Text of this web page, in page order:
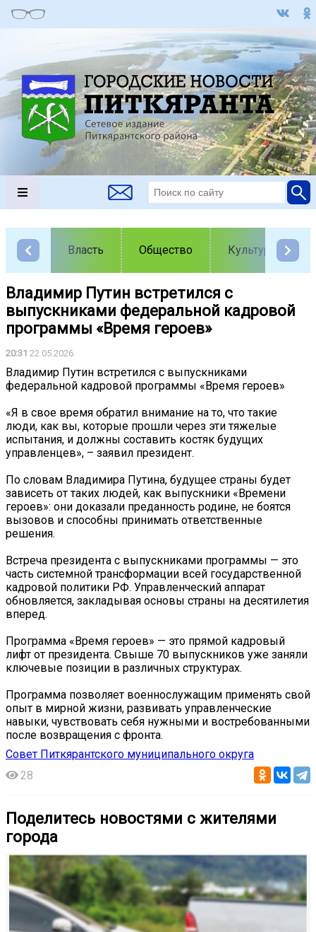
Власть Общество Культура
Владимир Путин встретился с
выпускниками федеральной кадровой
программы «Время героев»
20:31 22.05.2026
Владимир Путин встретился с выпускниками
федеральной кадровой программы «Время героев»
«Я в свое время обратил внимание на то, что такие
люди, как вы, которые прошли через эти тяжелые
испытания, и должны составить костяк будущих
управленцев», – заявил президент.
По словам Владимира Путина, будущее страны будет
зависеть от таких людей, как выпускники «Времени
героев»: они доказали преданность родине, не боятся
вызовов и способны принимать ответственные
решения.
Встреча президента с выпускниками программы — это
часть системной трансформации всей государственной
кадровой политики РФ. Управленческий аппарат
обновляется, закладывая основы страны на десятилетия
вперед.
Программа «Время героев» — это прямой кадровый
лифт от президента. Свыше 70 выпускников уже заняли
ключевые позиции в различных структурах.
Программа позволяет военнослужащим применять свой
опыт в мирной жизни, развивать управленческие
навыки, чувствовать себя нужными и востребованными
после возвращения с фронта.
Совет Питкярантского муниципального округа
28
Поделитесь новостями с жителями
города